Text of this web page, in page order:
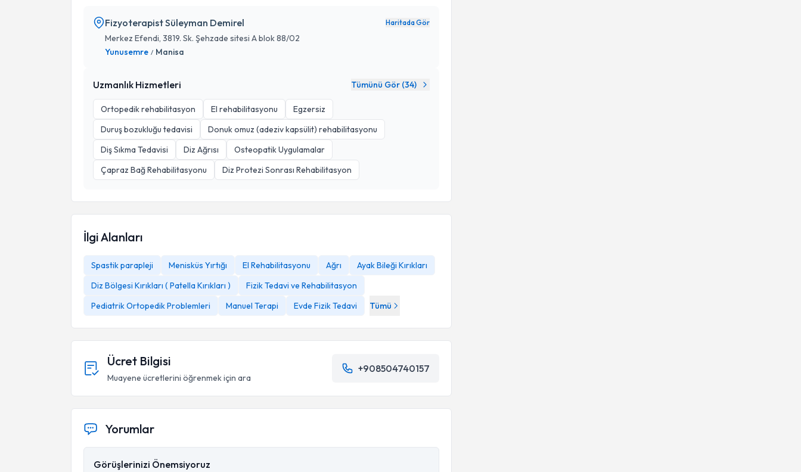
Fizyoterapist Süleyman Demirel Haritada Gör
Merkez Efendi, 3819. Sk. Şehzade sitesi A blok 88/02
Yunusemre / Manisa
Uzmanlık Hizmetleri Tümünü Gör (34)
Ortopedik rehabilitasyon El rehabilitasyonu
Egzersiz
Duruş bozukluğu tedavisi
Donuk omuz (adeziv kapsülit) rehabilitasyonu
Diş Sıkma Tedavisi
Diz Ağrısı
Osteopatik Uygulamalar
Çapraz Bağ Rehabilitasyonu
Diz Protezi Sonrası Rehabilitasyon
İlgi Alanları
Spastik parapleji Menisküs Yırtığı El Rehabilitasyonu Ağrı
Ayak Bileği Kırıkları
Diz Bölgesi Kırıkları ( Patella Kırıkları )
Fizik Tedavi ve Rehabilitasyon
Pediatrik Ortopedik Problemleri
Manuel Terapi Evde Fizik Tedavi Tümü
Ücret Bilgisi
Muayene ücretlerini öğrenmek için ara
+908504740157
Yorumlar
Görüşlerinizi Önemsiyoruz